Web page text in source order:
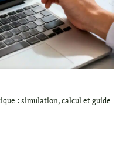
: simulation, calcul et guide